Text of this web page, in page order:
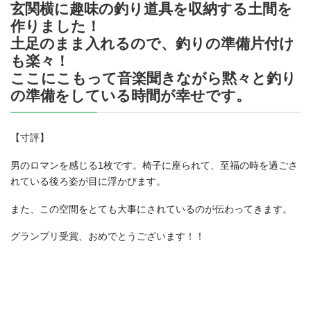
玄関横に趣味の釣り道具を収納する土間を
作りました！
土足のまま入れるので、釣りの準備片付け
も楽々！
ここにこもって音楽聞きながら黙々と釣り
の準備をしている時間が幸せです。
【寸評】
男のロマンを感じる1枚です。椅子に座られて、至福の時を過ごさ
れている後ろ姿が目に浮かびます。
また、この空間をとても大事にされているのが伝わってきます。
グランプリ受賞、おめでとうございます！！